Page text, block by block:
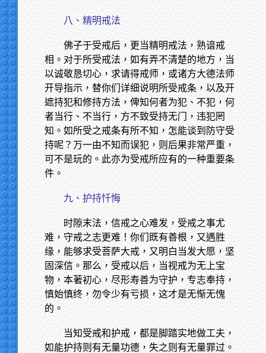
八、精明戒法
佛子于受戒后，更当精明戒法，熟谙戒
相。对于所受戒法，如有弄不清楚的地方，当
以诚敬恳切心，求请得戒师，或诸方大德法师
开导指示，替你们详细说明所受戒条，以及开
遮持犯和修持方法，俾知何者为犯、不犯，何
者当行、不当行，方不致受持无门，违犯罔
知。如所受之戒条有所不知，怎能谈到防守受
持呢？万一由不知而误犯，则后果非常严重，
可不是玩的。此亦为受戒所应有的一种重要条
件。
九、护持忏悔
时隙末法，信戒之心难发，受戒之事尤
难，守戒之志更难！你们既有善根，又遇胜
缘，能够求受菩萨大戒，又明白当发大愿，坚
固深信。那么，受戒以后，当视戒为无上宝
物，本著初心，尽形寿善为守护，专志奉持，
慎始慎终，勿令少有亏损，这才是无惭无愧
的。
当知受戒和护戒，都是脚踏实地做工夫，
如能护持则有无量功德，失之则有无量罪过。